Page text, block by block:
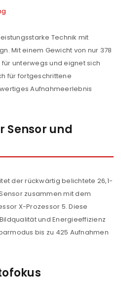
leistungsstarke Technik mit
Mit einem Gewicht von nur 378
unterwegs und eignet sich
für fortgeschrittene
Aufnahmeerlebnis
Sensor und
der rückwärtig belichtete 26,1-
zusammen mit dem
X-Prozessor 5. Diese
und Energieeffizienz
bis zu 425 Aufnahmen